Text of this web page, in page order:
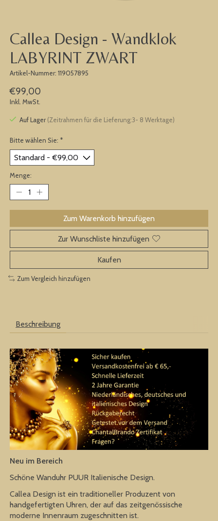
Callea Design - Wandklok
LABYRINT ZWART
Artikel-Nummer: 119057895
€99,00
Inkl. MwSt.
Auf Lager (Zeitrahmen für die Lieferung:3- 8 Werktage)
Bitte wählen Sie: *
Menge:
Zum Warenkorb hinzufügen
Zur Wunschliste hinzufügen
Kaufen
Zum Vergleich hinzufügen
Beschreibung
Neu im Bereich
Schöne Wanduhr PUUR Italienische Design.
Callea Design ist ein traditioneller Produzent von
handgefertigten Uhren, der auf das zeitgenössische
moderne Innenraum zugeschnitten ist.